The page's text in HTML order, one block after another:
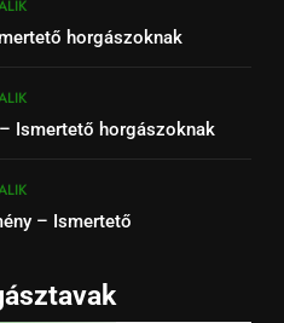
horgászoknak
Ismertető horgászoknak
– Ismertető